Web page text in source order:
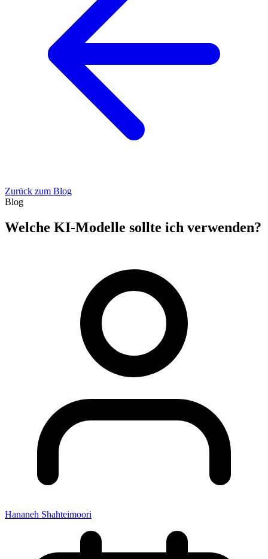
Zurück zum Blog
Blog
Welche KI-Modelle sollte ich verwenden?
Hananeh Shahteimoori